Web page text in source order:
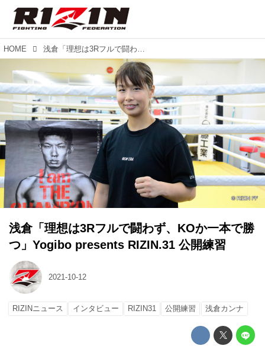
HOME 浅倉「理想は3Rフルで闘わず、KOか一本で勝つ」Yogibo presents RIZIN.31 公開練習
浅倉「理想は3Rフルで闘わず、KOか一本で勝
つ」Yogibo presents RIZIN.31 公開練習
2021-10-12
RIZINニュース インタビュー RIZIN31 公開練習 浅倉カンナ